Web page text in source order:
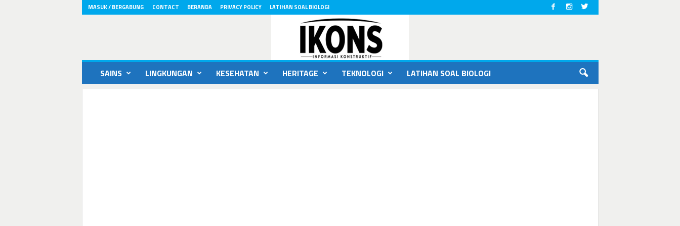
MASUK / BERGABUNG CONTACT BERANDA PRIVACY POLICY LATIHAN SOAL BIOLOGI
SAINS LINGKUNGAN KESEHATAN HERITAGE TEKNOLOGI LATIHAN SOAL BIOLOGI